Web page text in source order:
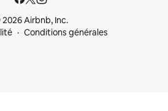
Airbnb, Inc.
Conditions générales